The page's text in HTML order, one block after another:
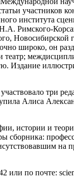
участников
института
Римского-
Новосибирской
широко, он
театр;
Издание
три
Алиса
истории и
сборника:
на
или по почте: